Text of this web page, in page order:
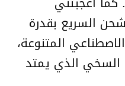
السريع بقدرة
الاصطناعي المتنوعة،
السخي الذي يمتد